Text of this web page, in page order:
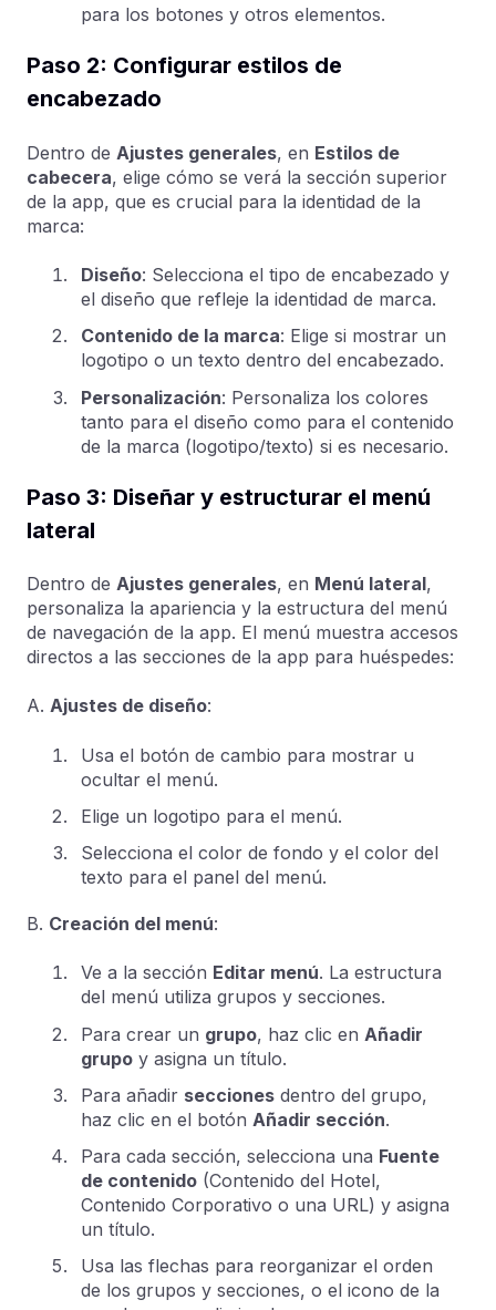
para los botones y otros elementos.
Paso 2: Configurar estilos de
encabezado
Dentro de Ajustes generales, en Estilos de
cabecera, elige cómo se verá la sección superior
de la app, que es crucial para la identidad de la
marca:
Diseño: Selecciona el tipo de encabezado y
el diseño que refleje la identidad de marca.
Contenido de la marca: Elige si mostrar un
logotipo o un texto dentro del encabezado.
Personalización: Personaliza los colores
tanto para el diseño como para el contenido
de la marca (logotipo/texto) si es necesario.
Paso 3: Diseñar y estructurar el menú
lateral
Dentro de Ajustes generales, en Menú lateral,
personaliza la apariencia y la estructura del menú
de navegación de la app. El menú muestra accesos
directos a las secciones de la app para huéspedes:
A. Ajustes de diseño:
Usa el botón de cambio para mostrar u
ocultar el menú.
Elige un logotipo para el menú.
Selecciona el color de fondo y el color del
texto para el panel del menú.
B. Creación del menú:
Ve a la sección Editar menú. La estructura
del menú utiliza grupos y secciones.
Para crear un grupo, haz clic en Añadir
grupo y asigna un título.
Para añadir secciones dentro del grupo,
haz clic en el botón Añadir sección.
Para cada sección, selecciona una Fuente
de contenido (Contenido del Hotel,
Contenido Corporativo o una URL) y asigna
un título.
Usa las flechas para reorganizar el orden
de los grupos y secciones, o el icono de la